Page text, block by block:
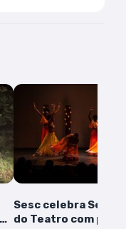
Sesc celebra
do Teatro com